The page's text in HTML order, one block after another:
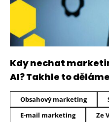
Kdy nechat
AI? Takhle to
Obsahový marketing
E-mail marketing
Ze